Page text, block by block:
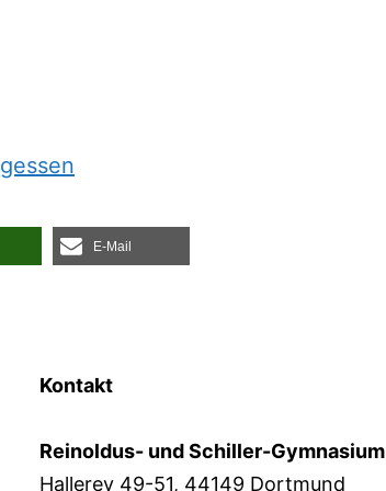
E‑Mail
Kontakt
Reinoldus- und Schiller-Gymnasium
Hallerey 49-51, 44149 Dortmund